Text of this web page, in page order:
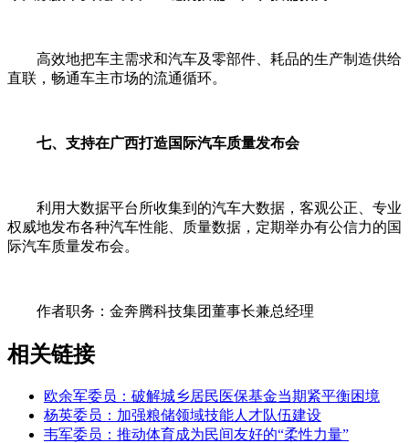
高效地把车主需求和汽车及零部件、耗品的生产制造供给
直联，畅通车主市场的流通循环。
七、支持在广西打造国际汽车质量发布会
利用大数据平台所收集到的汽车大数据，客观公正、专业
权威地发布各种汽车性能、质量数据，定期举办有公信力的国
际汽车质量发布会。
作者职务：金奔腾科技集团董事长兼总经理
相关链接
欧余军委员：破解城乡居民医保基金当期紧平衡困境
杨英委员：加强粮储领域技能人才队伍建设
韦军委员：推动体育成为民间友好的“柔性力量”